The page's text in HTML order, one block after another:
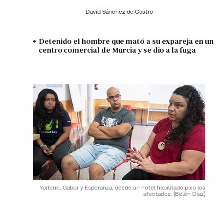
David Sánchez de Castro
Detenido el hombre que mató a su expareja en un
centro comercial de Murcia y se dio a la fuga
Yorlene, Gabor y Esperanza, desde un hotel habilitado para los
afectados. (Belén Díaz)